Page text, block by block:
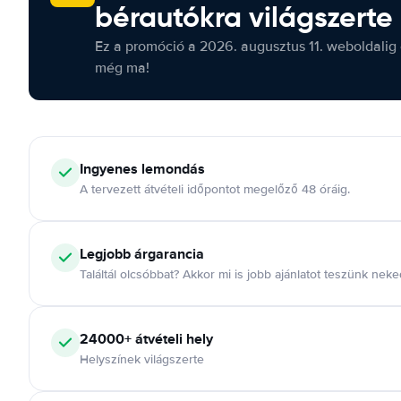
bérautókra világszerte
Ez a promóció a 2026. augusztus 11.
még ma!
Ingyenes lemondás
A tervezett átvételi időpontot megelőző 48 óráig.
Legjobb árgarancia
Találtál olcsóbbat? Akkor mi is jobb ajánlatot teszünk
24000+ átvételi hely
Helyszínek világszerte